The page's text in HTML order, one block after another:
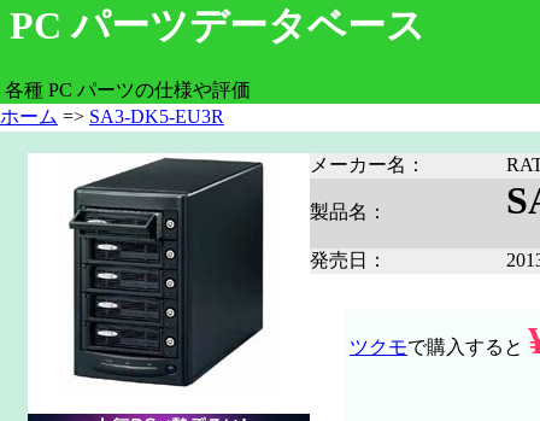
PC パーツデータベース
各種 PC パーツの仕様や評価
ホーム => SA3-DK5-EU3R
メーカー名：
製品名：
発売日：
ツクモで購入すると